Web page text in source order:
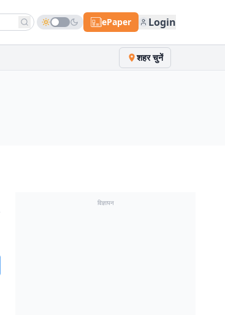
ePaper Login
शहर चुनें
विज्ञापन